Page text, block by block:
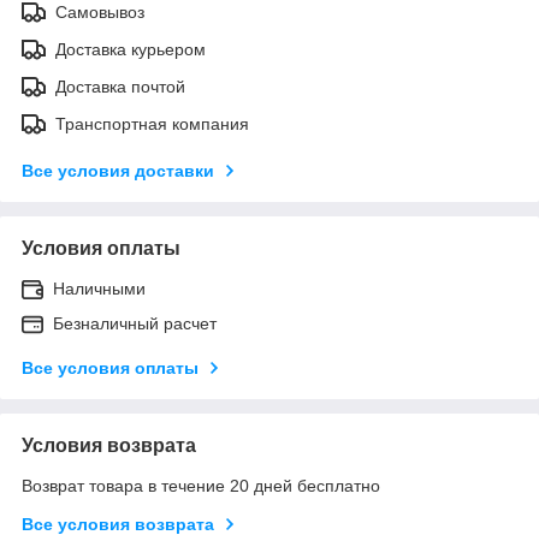
Самовывоз
Доставка курьером
Доставка почтой
Транспортная компания
Все условия доставки
Условия оплаты
Наличными
Безналичный расчет
Все условия оплаты
Условия возврата
Возврат товара в течение 20 дней бесплатно
Все условия возврата